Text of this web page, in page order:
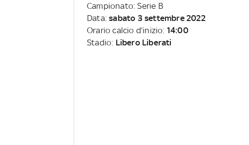
Campionato: Serie B
Data:sabato 3 settembre 2022
Orario calcio d’inizio: 14:00
Stadio: Libero Liberati